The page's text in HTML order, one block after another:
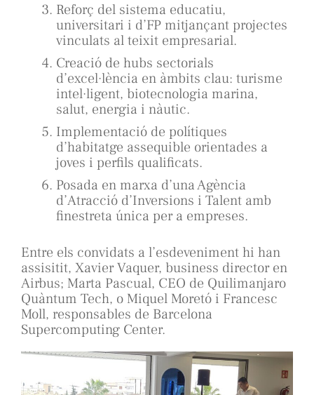
Reforç del sistema educatiu,
universitari i d’FP mitjançant projectes
vinculats al teixit empresarial.
Creació de hubs sectorials
d’excel·lència en àmbits clau: turisme
intel·ligent, biotecnologia marina,
salut, energia i nàutic.
Implementació de polítiques
d’habitatge assequible orientades a
joves i perfils qualificats.
Posada en marxa d’una Agència
d’Atracció d’Inversions i Talent amb
finestreta única per a empreses.
Entre els convidats a l’esdeveniment hi han
assisitit, Xavier Vaquer, business director en
Airbus; Marta Pascual, CEO de Quilimanjaro
Quàntum Tech, o Miquel Moretó i Francesc
Moll, responsables de Barcelona
Supercomputing Center.